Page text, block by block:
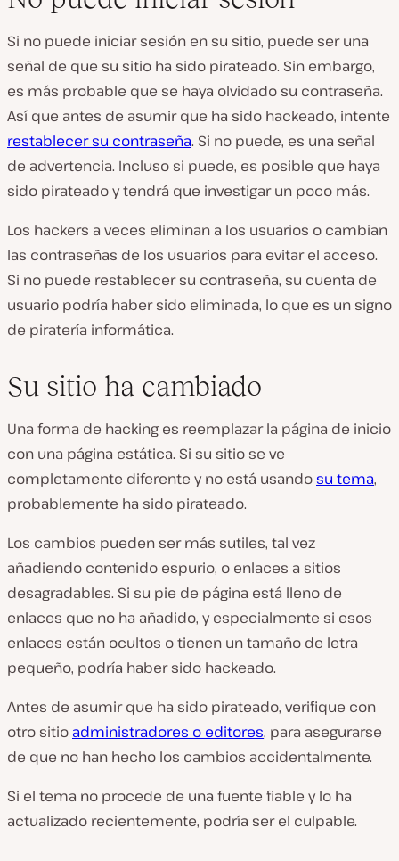
Si no puede iniciar sesión en su sitio, puede ser una
señal de que su sitio ha sido pirateado. Sin embargo,
es más probable que se haya olvidado su contraseña.
Así que antes de asumir que ha sido hackeado, intente
restablecer su contraseña. Si no puede, es una señal
de advertencia. Incluso si puede, es posible que haya
sido pirateado y tendrá que investigar un poco más.
Los hackers a veces eliminan a los usuarios o cambian
las contraseñas de los usuarios para evitar el acceso.
Si no puede restablecer su contraseña, su cuenta de
usuario podría haber sido eliminada, lo que es un signo
de piratería informática.
Su sitio ha cambiado
Una forma de hacking es reemplazar la página de inicio
con una página estática. Si su sitio se ve
completamente diferente y no está usandosu tema,
probablemente ha sido pirateado.
Los cambios pueden ser más sutiles, tal vez
añadiendo contenido espurio, o enlaces a sitios
desagradables. Si su pie de página está lleno de
enlaces que no ha añadido, y especialmente si esos
enlaces están ocultos o tienen un tamaño de letra
pequeño, podría haber sido hackeado.
Antes de asumir que ha sido pirateado, verifique con
otro sitio administradores o editores, para asegurarse
de que no han hecho los cambios accidentalmente.
Si el tema no procede de una fuente fiable y lo ha
actualizado recientemente, podría ser el culpable.